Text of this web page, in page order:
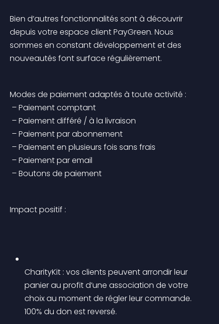
Bien d’autres fonctionnalités sont à découvrir
depuis votre espace client PayGreen. Nous
sommes en constant développement et des
nouveautés font surface régulièrement.
Modes de paiement adaptés à toute activité :
– Paiement comptant
– Paiement différé / à la livraison
– Paiement par abonnement
– Paiement en plusieurs fois sans frais
– Paiement par email
– Boutons de paiement
Impact positif :
CharityKit : vos clients peuvent arrondir leur
panier au profit d’une association de votre
choix au moment de régler leur commande.
100% du don est reversé.